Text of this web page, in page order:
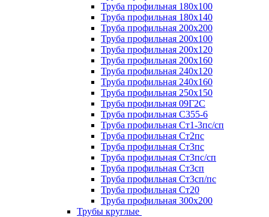
Труба профильная 180х100
Труба профильная 180х140
Труба профильная 200х200
Труба профильная 200х100
Труба профильная 200х120
Труба профильная 200х160
Труба профильная 240х120
Труба профильная 240х160
Труба профильная 250х150
Труба профильная 09Г2С
Труба профильная С355-6
Труба профильная Ст1-3пс/сп
Труба профильная Ст2пс
Труба профильная Ст3пс
Труба профильная Ст3пс/сп
Труба профильная Ст3сп
Труба профильная Ст3сп/пс
Труба профильная Ст20
Труба профильная 300х200
Трубы круглые